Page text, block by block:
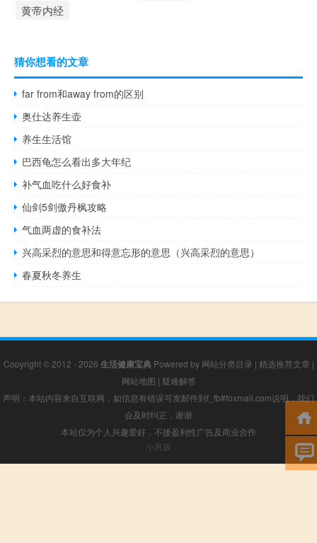
黄帝内经
猜你想看的文章
far from和away from的区别
奥仕达养生壶
养生生活馆
巴西龟怎么看出多大年纪
补气血吃什么好食补
仙剑5剑傲丹枫攻略
气血两虚的食补法
兴高采烈的意思和得意忘形的意思（兴高采烈的意思）
春夏秋冬养生
Copyright © 2012 - 2026 生活健康宝典Powered by 网站分类目录 | 精选推荐文章 |
网站地图 | 疑难解答
声明：本站内容来自互联网，如信息有错误可发邮件到f_fb#foxmail.com说明，我们
会及时纠正，谢谢
本站仅为个人兴趣爱好，不接盈利性广告及商业合作
小男孩